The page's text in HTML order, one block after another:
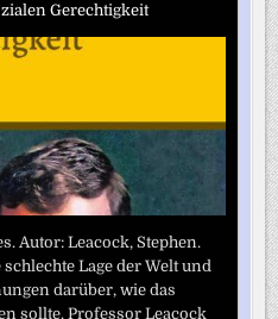
Gerechtigkeit
Autor: Leacock, Stephen.
Lage der Welt und
darüber, wie das
sollte. Professor Leacock